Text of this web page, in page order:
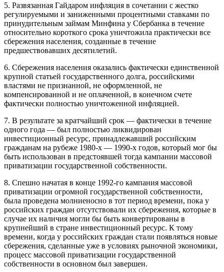
5. Развязанная Гайдаром инфляция в сочетании с жестко
регулируемыми и заниженными процентными ставками по
принудительным займам Минфина у Сбербанка в течение
относительно короткого срока уничтожила практически все
сбережения населения, созданные в течение
предшествовавших десятилетий.
6. Сбережения населения оказались фактически единственной
крупной статьей государственного долга, российскими
властями не признанной, не оформленной, не
компенсированной и не оплаченной, в конечном счете
фактически полностью уничтоженной инфляцией.
7. В результате за кратчайший срок — фактически в течение
одного года — был полностью ликвидирован
инвестиционный ресурс, принадлежавший российским
гражданам на рубеже 1980-х — 1990-х годов, который мог бы
быть использован в предстоявшей тогда кампании массовой
приватизации государственной собственности.
8. Спешно начатая в конце 1992-го кампания массовой
приватизации огромной государственной собственности,
была проведена молниеносно в тот период времени, пока у
российских граждан отсутствовали их сбережения, которые в
случае их наличия могли бы быть конвертированы в
крупнейший в стране инвестиционный ресурс. К тому
времени, когда у российских граждан стали появляться новые
сбережения, сделанные уже в условиях рыночной экономики,
процесс массовой приватизации государственной
собственности в основном был завершен.